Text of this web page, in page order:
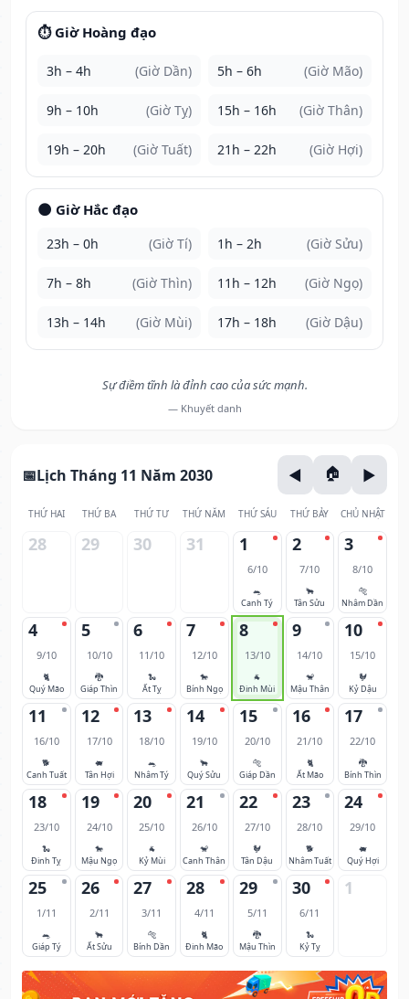
⏱️ Giờ Hoàng đạo
3h – 4h (Giờ Dần) 5h – 6h (Giờ Mão)
9h – 10h (Giờ Tỵ) 15h – 16h (Giờ Thân)
19h – 20h (Giờ Tuất) 21h – 22h (Giờ Hợi)
🌑 Giờ Hắc đạo
23h – 0h (Giờ Tí) 1h – 2h (Giờ Sửu)
7h – 8h (Giờ Thìn) 11h – 12h (Giờ Ngọ)
13h – 14h (Giờ Mùi) 17h – 18h (Giờ Dậu)
Sự điềm tĩnh là đỉnh cao của sức mạnh.
— Khuyết danh
Lịch Tháng 11 Năm 2030
THỨ HAI THỨ BA THỨ TƯ THỨ NĂM THỨ SÁU THỨ BẢY CHỦ NHẬT
28 29 30 31 1
6/10
🐀
Canh Tý
2
7/10
🐂
Tân Sửu
3
8/10
🐅
Nhâm Dần
4
9/10
🐈
Quý Mão
5
10/10
🐉
Giáp Thìn
6
11/10
🐍
Ất Tỵ
7
12/10
🐎
Bính Ngọ
8
13/10
🐐
Đinh Mùi
9
14/10
🐒
Mậu Thân
10
15/10
🐓
Kỷ Dậu
11
16/10
🐕
Canh Tuất
12
17/10
🐖
Tân Hợi
13
18/10
🐀
Nhâm Tý
14
19/10
🐂
Quý Sửu
15
20/10
🐅
Giáp Dần
16
21/10
🐈
Ất Mão
17
22/10
🐉
Bính Thìn
18
23/10
🐍
Đinh Tỵ
19
24/10
🐎
Mậu Ngọ
20
25/10
🐐
Kỷ Mùi
21
26/10
🐒
Canh Thân
22
27/10
🐓
Tân Dậu
23
28/10
🐕
Nhâm Tuất
24
29/10
🐖
Quý Hợi
25
1/11
🐀
Giáp Tý
26
2/11
🐂
Ất Sửu
27
3/11
🐅
Bính Dần
28
4/11
🐈
Đinh Mão
29
5/11
🐉
Mậu Thìn
30
6/11
🐍
Kỷ Tỵ
1